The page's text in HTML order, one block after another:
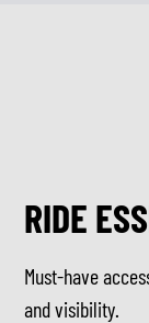
RIDE
Must-have
and visibility.